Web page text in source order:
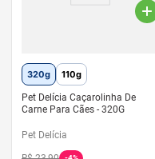
320g 110g
Pet Delícia Caçarolinha De
Carne Para Cães - 320G
Pet Delícia